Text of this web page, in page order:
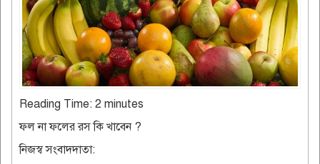
Reading Time: 2 minutes
ফল না ফলের রস কি খাবেন ?
নিজস্ব সংবাদদাতা: